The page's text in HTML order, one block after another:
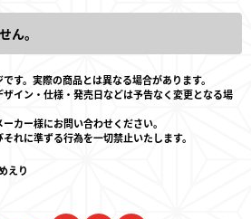
ん。
す。実際の商品とは異なる場合があります。
イン・仕様・発売日などは予告なく変更となる場
カー様にお問い合わせください。
れに準ずる行為を一切禁止いたします。
えり